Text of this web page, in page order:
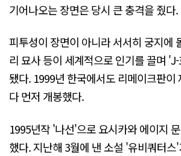
기어나오는 장면은 당시 큰 충격을 줬다.
피투성이 장면이 아니라 서서히 궁지에
리 묘사 등이 세계적으로 인기를 끌며
됐다. 1999년 한국에서도 리메이크판이
다 먼저 개봉했다.
1995년작 '나선'으로 요시카와 에이지
했다. 지난해 3월에 낸 소설 '유비쿼터